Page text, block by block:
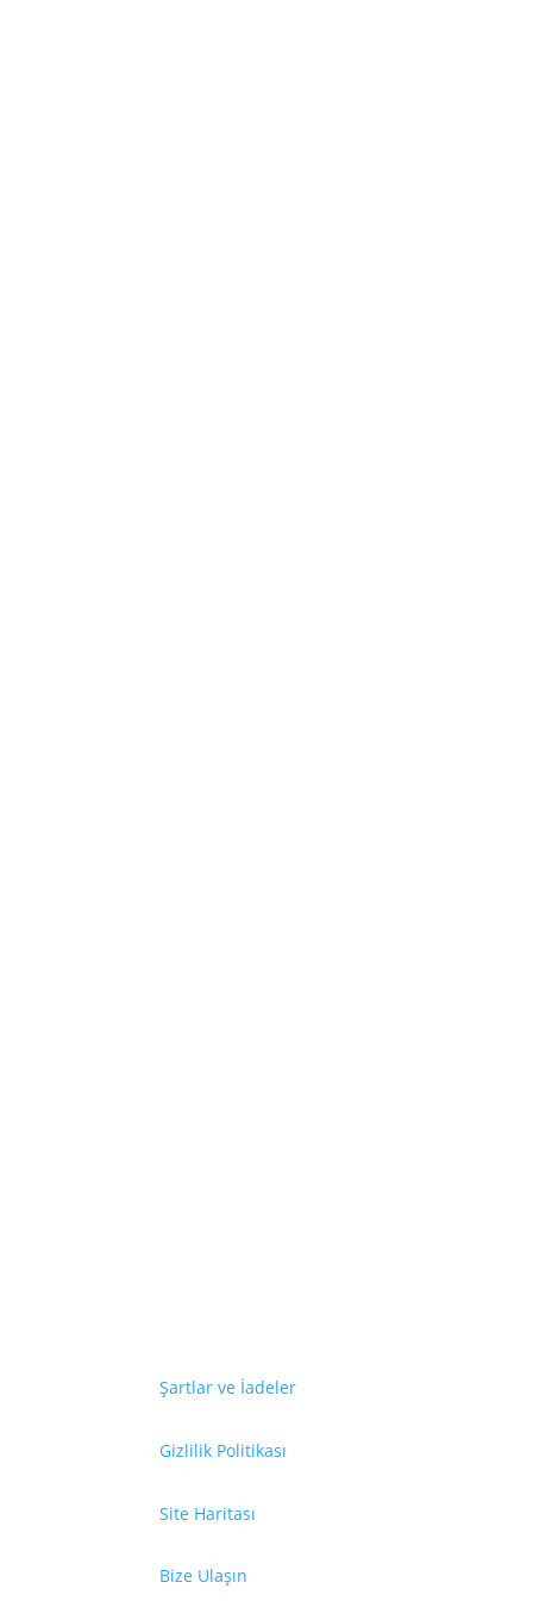
Şartlar ve İadeler
Gizlilik Politikası
Site Haritası
Bize Ulaşın